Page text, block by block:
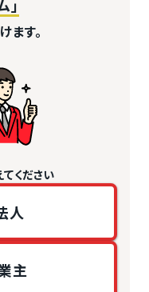
」
ます。
ください
人
主